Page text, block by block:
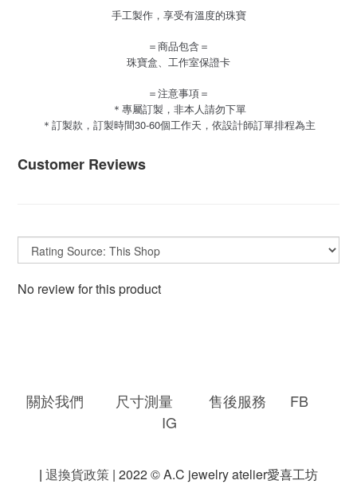
手工製作，享受有溫度的珠寶
＝商品包含＝
珠寶盒、工作室保證卡
＝注意事項＝
＊專屬訂製，非本人請勿下單
＊訂製款，訂製時間30-60個工作天，依設計師訂單排程為主
Customer Reviews
No review for this product
關於我們 尺寸測量 售後服務
FB
IG
| 退換貨政策 | 2022 © A.C jewelry atelier愛喜工坊